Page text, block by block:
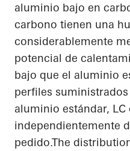
aluminio bajo en
carbono tienen una
considerablemente
potencial de
bajo que el aluminio
perfiles
aluminio estándar, LC
independientemente
pedido.The